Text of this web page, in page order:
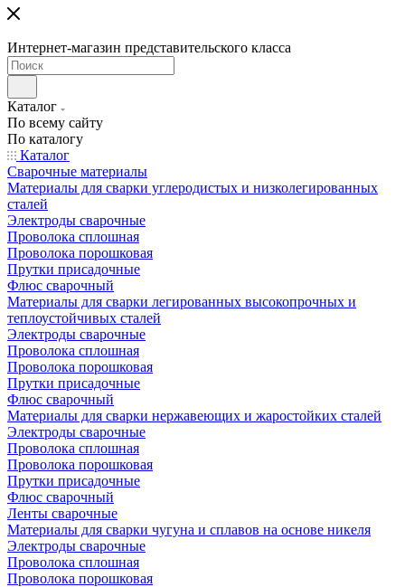
Интернет-магазин представительского класса
Каталог
По всему сайту
По каталогу
Каталог
Сварочные материалы
Материалы для сварки углеродистых и низколегированных
сталей
Электроды сварочные
Проволока сплошная
Проволока порошковая
Прутки присадочные
Флюс сварочный
Материалы для сварки легированных высокопрочных и
теплоустойчивых сталей
Электроды сварочные
Проволока сплошная
Проволока порошковая
Прутки присадочные
Флюс сварочный
Материалы для сварки нержавеющих и жаростойких сталей
Электроды сварочные
Проволока сплошная
Проволока порошковая
Прутки присадочные
Флюс сварочный
Ленты сварочные
Материалы для сварки чугуна и сплавов на основе никеля
Электроды сварочные
Проволока сплошная
Проволока порошковая